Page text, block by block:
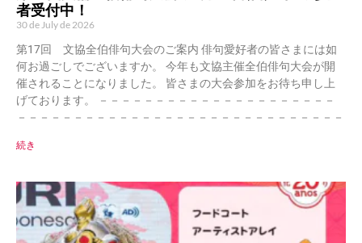
者受付中！
30 de July de 2026
第17回 文協全伯俳句大会のご案内 俳句愛好者の皆さまには如
何お過ごしでございますか。 今年も文協主催全伯俳句大会が開
催されることになりました。 皆さまの大会参加をお待ち申し上
げております。 －－－－－－－－－－－－－－－－－－－－－
－－－－－－－－－－－－－－－－－－－－－－－－－－－－－
続き